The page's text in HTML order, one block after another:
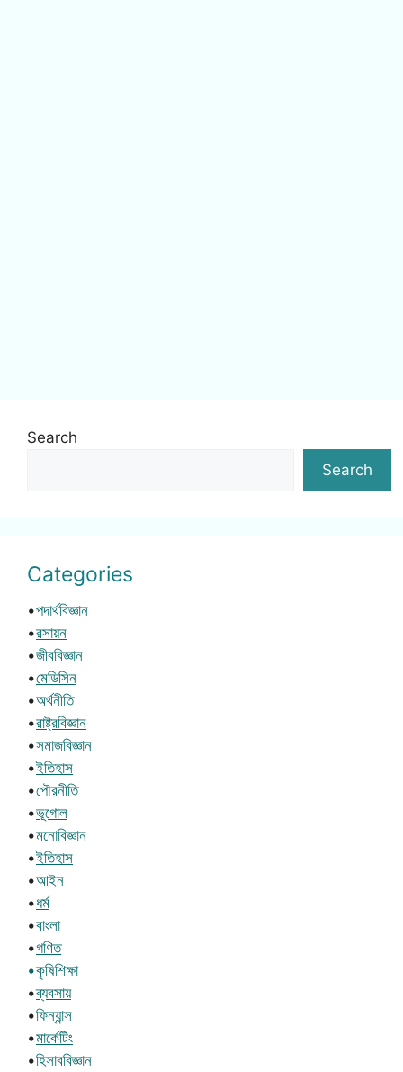
Search
Search
Categories
•পদার্থবিজ্ঞান
•রসায়ন
•জীববিজ্ঞান
•মেডিসিন
•অর্থনীতি
•রাষ্ট্রবিজ্ঞান
•সমাজবিজ্ঞান
•ইতিহাস
•পৌরনীতি
•ভূগোল
•মনোবিজ্ঞান
•ইতিহাস
•আইন
•ধর্ম
•বাংলা
•গণিত
•কৃষিশিক্ষা
•ব্যবসায়
•ফিন্যান্স
•মার্কেটিং
•হিসাববিজ্ঞান